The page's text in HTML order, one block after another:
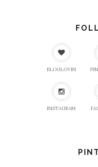
BLOGLOVIN
INSTAGRAM